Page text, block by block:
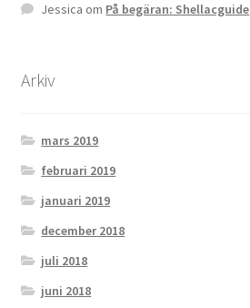
Jessica om På begäran: Shellacguide
Arkiv
mars 2019
februari 2019
januari 2019
december 2018
juli 2018
juni 2018